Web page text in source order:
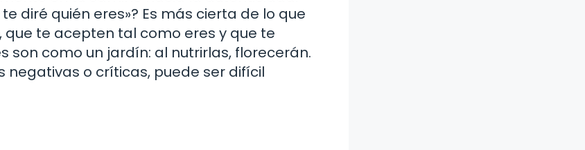
diré quién eres»? Es más cierta de lo que
te acepten tal como eres y que te
son como un jardín: al nutrirlas, florecerán.
negativas o críticas, puede ser difícil